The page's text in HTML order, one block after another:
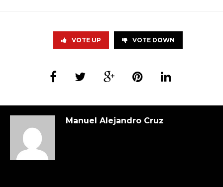
VOTE UP VOTE DOWN
Manuel Alejandro Cruz